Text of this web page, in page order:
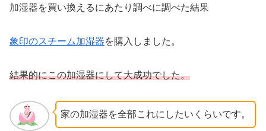
加湿器を買い換えるにあたり調べに調べた結果
象印のスチーム加湿器を購入しました。
結果的にこの加湿器にして大成功でした。
家の加湿器を全部これにしたいくらいです。